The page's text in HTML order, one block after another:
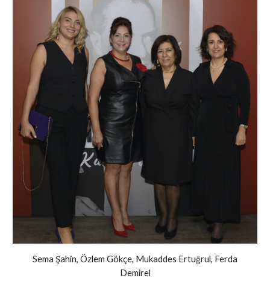
Sema Şahin, Özlem Gökçe, Mukaddes Ertuğrul, Ferda
Demirel